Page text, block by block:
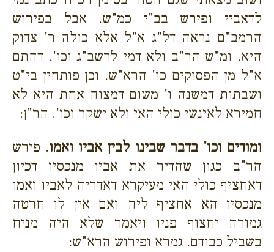
לדאביי ופירש בב"י כמ"ש. אבל בפירוש
הרמב"ם נראה דל"ג א"ל אלא כולה ר' צדוק
היא. ומ"ש הר"ב ולא דמי לרשב"ג וכו'. דהתם
א"ל מן הפסוקים כו' הרא"ש. וכן פותחין בי"ט
ושבתות דמשנה ו' משום דמצוה אחת היא לא
חמירא לאינשי כולי האי ולא ישקר וכו'. הר"ן:
ומודים וכו' בדבר שבינו לבין אביו ואמו. פירש
הר"ב כגון שהדיר את אביו מנכסיו דכיון
דאחציף כולי האי מעיקרא דאדריה לאביו ואמו
מנכסיו הא אחציף ליה ואם אין לו חרטה
גמורה יחצוף פניו ויאמר שלא היה מניח
בשביל כבודם. גמרא ופירוש הרא"ש: